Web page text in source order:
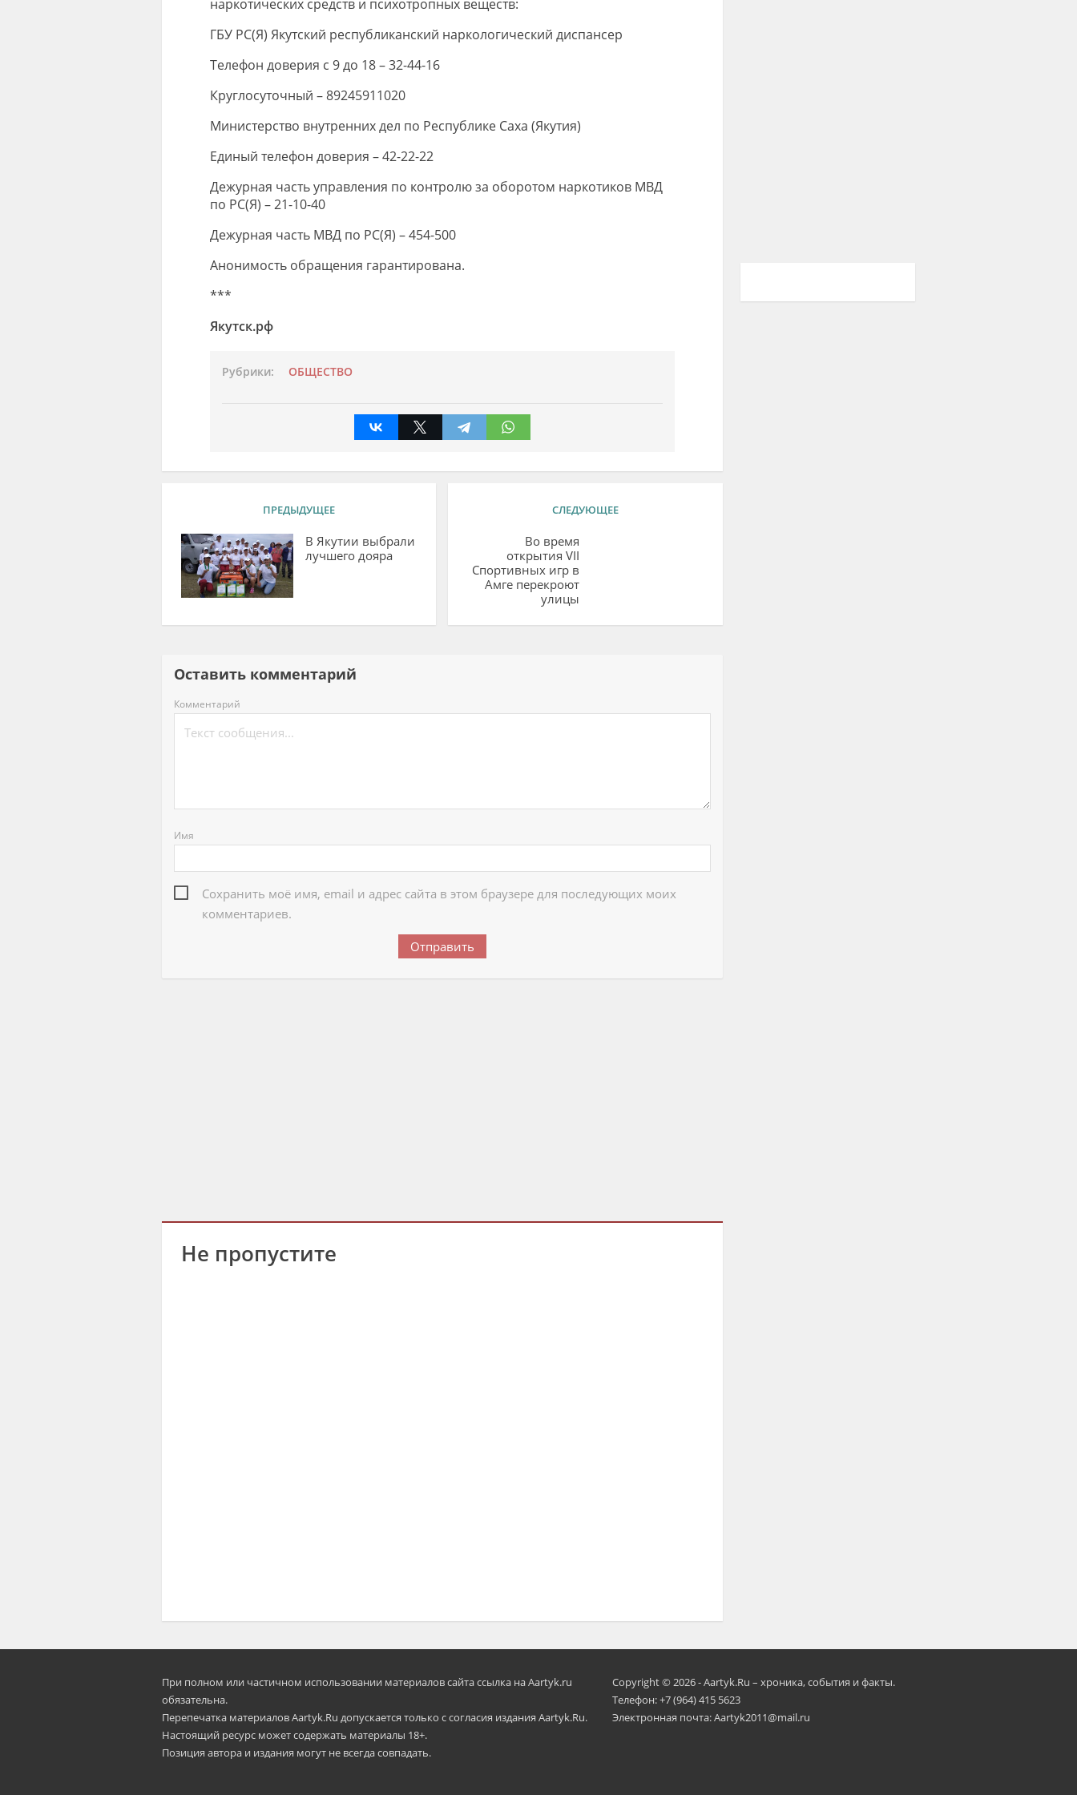
наркотических средств и психотропных веществ:
ГБУ РС(Я) Якутский республиканский наркологический диспансер
Телефон доверия с 9 до 18 – 32-44-16
Круглосуточный – 89245911020
Министерство внутренних дел по Республике Саха (Якутия)
Единый телефон доверия – 42-22-22
Дежурная часть управления по контролю за оборотом наркотиков МВД
по РС(Я) – 21-10-40
Дежурная часть МВД по РС(Я) – 454-500
Анонимость обращения гарантирована.
***
Якутск.рф
Рубрики: ОБЩЕСТВО
ПРЕДЫДУЩЕЕ
В Якутии выбрали
лучшего дояра
СЛЕДУЮЩЕЕ
Во время
открытия VII
Спортивных игр в
Амге перекроют
улицы
Оставить комментарий
Комментарий
Имя
Сохранить моё имя, email и адрес сайта в этом браузере для последующих моих
комментариев.
Не пропустите
При полном или частичном использовании материалов сайта ссылка на Aartyk.ru
oбязательна.
Перепечатка материалов Aartyk.Ru допускается только с согласия издания Aartyk.Ru.
Настоящий ресурс может содержать материалы 18+.
Позиция автора и издания могут не всегда совпадать.
Copyright © 2026 - Aartyk.Ru – хроника, события и факты.
Телефон: +7 (964) 415 5623
Электронная почта: Aartyk2011@mail.ru